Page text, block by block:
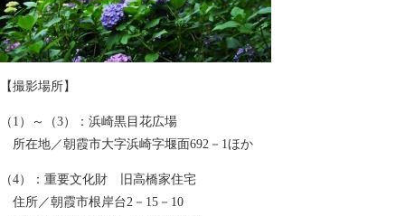
【撮影場所】
（1）～（3）：浜崎黒目花広場
所在地／朝霞市大字浜崎字堰面692－1ほか
（4）：重要文化財 旧高橋家住宅
住所／朝霞市根岸台2－15－10